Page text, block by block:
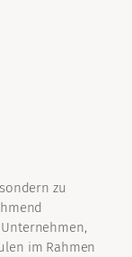
zu
im Rahmen